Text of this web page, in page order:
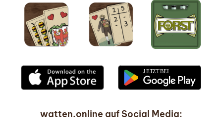
watten.online auf Social Media: